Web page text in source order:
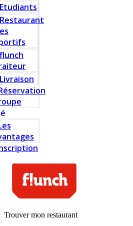
Etudiants
Restaurant
flunch
Livraison
Trouver mon restaurant